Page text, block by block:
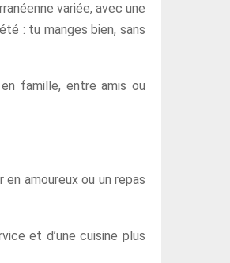
variée, avec une
: tu manges bien, sans
famille, entre amis ou
amoureux ou un repas
et d’une cuisine plus